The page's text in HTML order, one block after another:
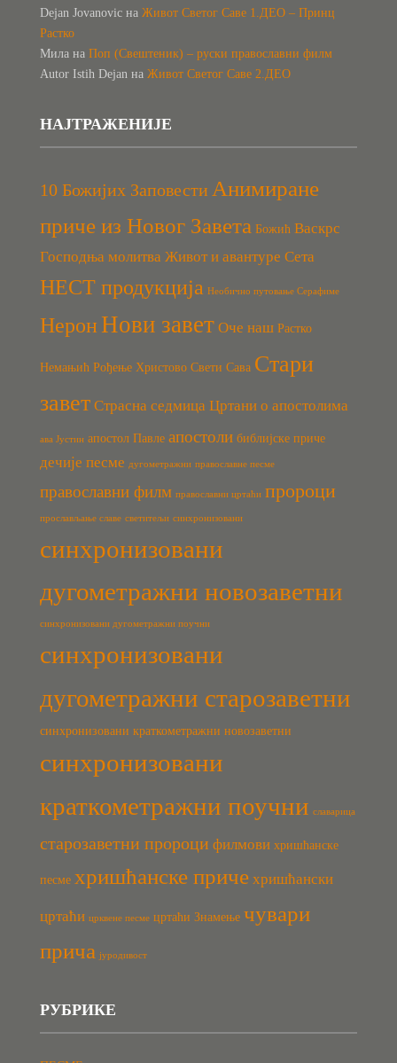
Dejan Jovanovicна Живот Светог Саве 1.ДЕО – Принц
Растко
Мила на Поп (Свештеник) – руски православни филм
Autor Istih Dejan на Живот Светог Саве 2.ДЕО
НАЈТРАЖЕНИЈЕ
10 Божијих Заповести Анимиране
приче из Новог Завета Божић Васкрс
Господња молитва Живот и авантуре Сета
НЕСТ продукција Необично путовање Серафиме
Нерон Нови завет Оче наш Растко
Немањић Рођење Христово Свети Сава Стари
завет Страсна седмица Цртани о апостолима
ава Јустин апостол Павле апостоли библијске приче
дечије песме дугометражни православне песме
православни филм православни цртаћи пророци
прослављање славе светитељи синхронизовани
синхронизовани
дугометражни новозаветни
синхронизовани дугометражни поучни
синхронизовани
дугометражни старозаветни
синхронизовани краткометражни новозаветни
синхронизовани
краткометражни поучни славарица
старозаветни пророци филмови хришћанске
песме хришћанске приче хришћански
цртаћи црквене песме цртаћи Знамење чувари
прича јуродивост
РУБРИКЕ